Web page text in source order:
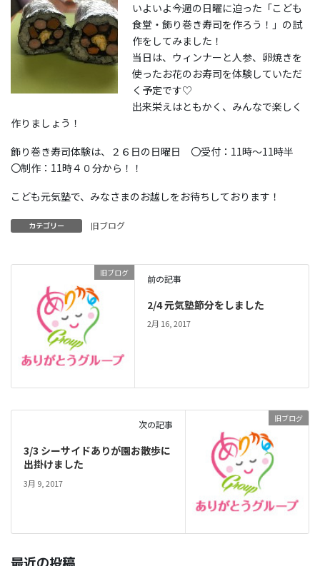
いよいよ今週の日曜に迫った「こども
食堂・飾り巻き寿司を作ろう！」の試
作をしてみました！
当日は、ウィンナーと人参、卵焼きを
使ったお花のお寿司を体験していただ
く予定です♡
出来栄えはともかく、みんなで楽しく
作りましょう！
飾り巻き寿司体験は、２６日の日曜日 〇受付：11時～11時半
〇制作：11時４０分から！！
こども元気塾で、みなさまのお越しをお待ちしております！
カテゴリー 旧ブログ
旧ブログ
前の記事
2/4 元気塾節分をしました
2月 16, 2017
旧ブログ
次の記事
3/3 シーサイドありが園お散歩に
出掛けました
3月 9, 2017